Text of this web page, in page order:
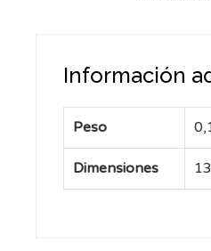
Información
Peso
Dimensiones